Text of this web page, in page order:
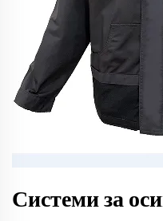
Системи за